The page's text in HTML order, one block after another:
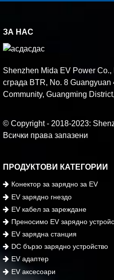
ЗА НАС
Shenzhen Mida EV Power Co.,
сграда BTR, No. 8
Community, Guangming
© Copyright - 2018-2023:
Всички права запазени
ПРОДУКТОВИ КАТЕГОРИИ
Конектор за зарядно за EV
EV зарядно гнездо
EV кабел за зареждане
Преносимо EV зарядно
EV зарядна станция
DC бързо зарядно устройство
EV адаптер
EV аксесоари